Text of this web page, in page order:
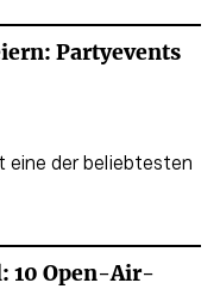
Partyevents
10 Open-Air-